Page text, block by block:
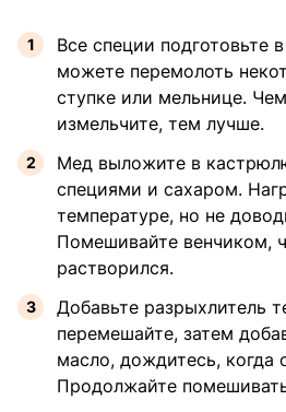
Все специи подготовьте
можете перемолоть
ступке или мельнице.
измельчите, тем лучше.
Мед выложите в
специями и сахаром.
температуре, но не
Помешивайте венчиком,
растворился.
Добавьте разрыхлитель
перемешайте, затем
масло, дождитесь, когда
Продолжайте